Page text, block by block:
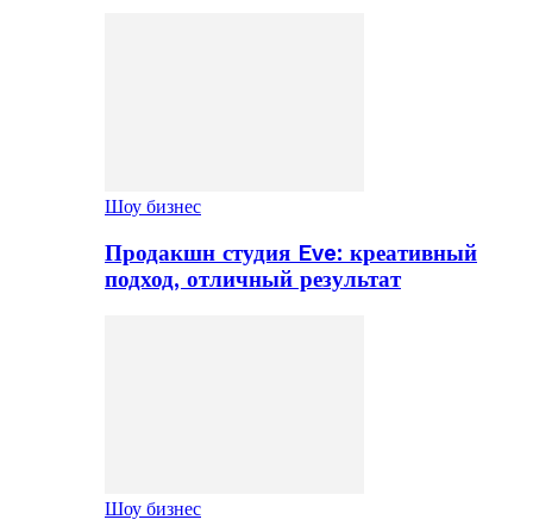
Шоу бизнес
Продакшн студия Eve: креативный
подход, отличный результат
Шоу бизнес